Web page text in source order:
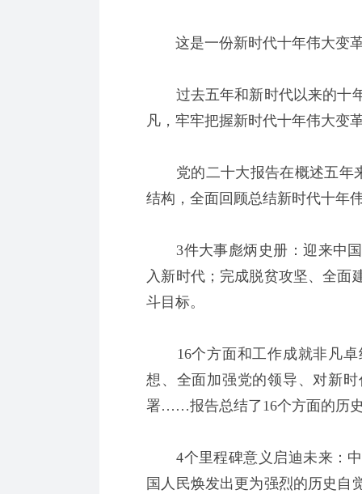
这是一份新时代十年伟大变
过去五年和新时代以来的十年
凡，牢牢把握新时代十年伟大变
党的二十大报告在概述五年来
结构，全面回顾总结新时代十年
3件大事彪炳史册：迎来中国
入新时代；完成脱贫攻坚、全面
斗目标。
16个方面和工作成就非凡卓
想、全面加强党的领导、对新
署……报告总结了16个方面的历
4个里程碑意义启迪未来：中
国人民焕发出更为强烈的历史自